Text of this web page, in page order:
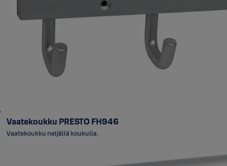
Vaatekoukku PRESTO FH946
Vaatekoukku neljällä koukulla.